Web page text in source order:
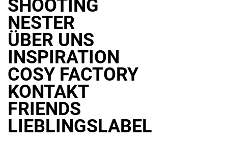
SHOOTING
NESTER
ÜBER UNS
INSPIRATION
COSY FACTORY
KONTAKT
FRIENDS
LIEBLINGSLABEL